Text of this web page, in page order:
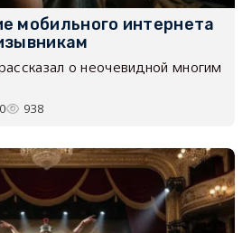
мобильного интернета
о неочевидной многим
0 938